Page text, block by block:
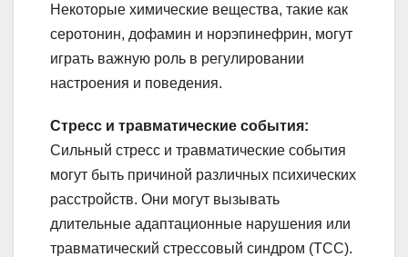
Некоторые химические вещества, такие как
серотонин, дофамин и норэпинефрин, могут
играть важную роль в регулировании
настроения и поведения.
Стресс и травматические события:
Сильный стресс и травматические события
могут быть причиной различных психических
расстройств. Они могут вызывать
длительные адаптационные нарушения или
травматический стрессовый синдром (ТСС).